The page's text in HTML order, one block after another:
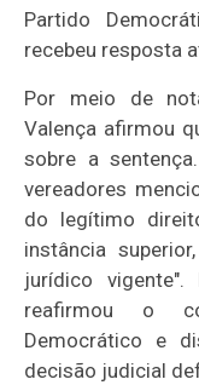
Partido
recebeu resposta
Por meio de
Valença afirmou
sobre a
vereadores
do legítimo
instância
jurídico
reafirmou o
Democrático e
decisão judicial